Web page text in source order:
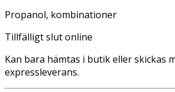
Propanol, kombinationer
Tillfälligt slut online
Kan bara hämtas i butik eller skickas
expressleverans.